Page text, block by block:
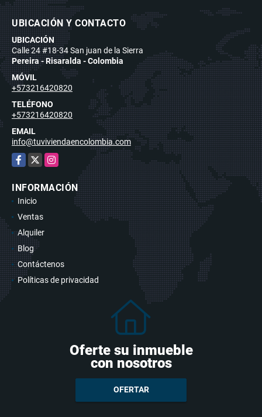
UBICACIÓN Y CONTACTO
UBICACIÓN
Calle 24 #18-34 San juan de la Sierra
Pereira - Risaralda - Colombia
MÓVIL
+573216420820
TELÉFONO
+573216420820
EMAIL
info@tuviviendaencolombia.com
Facebook
X Instagram
INFORMACIÓN
Inicio
Ventas
Alquiler
Blog
Contáctenos
Políticas de privacidad
Oferte su inmueble
con nosotros
OFERTAR